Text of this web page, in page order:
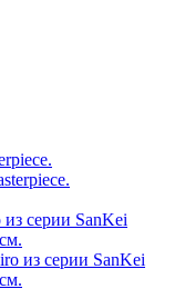
серии SanKei